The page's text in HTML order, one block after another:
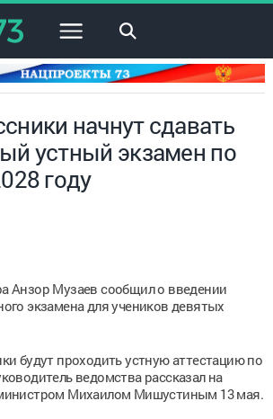
×
начнут сдавать
устный экзамен по
году
Анзор Музаев сообщил о введении
экзамена для учеников девятых
будут проходить устную аттестацию по
ведомства рассказал на
Михаилом Мишустиным 13 мая.